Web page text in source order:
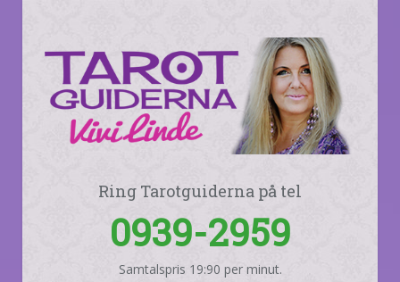
Ring Tarotguiderna på tel
0939-2959
Samtalspris 19:90 per minut.